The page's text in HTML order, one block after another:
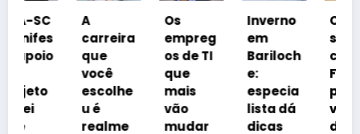
A
carreira
que
escolhe
u é
empreg
que
mais
mudar
em
Bariloch
especia
dicas
Congre
coloca
polis na
vitrine
dos